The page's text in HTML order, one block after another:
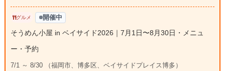
グルメ 開催中
そうめん小屋 in ベイサイド2026｜7月1日〜8月30日・メニュ
ー・予約
7/1 ～ 8/30 （福岡市、博多区、ベイサイドプレイス博多）